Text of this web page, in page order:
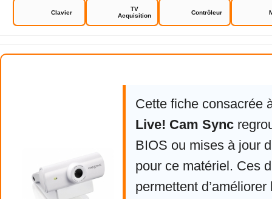
Clavier
TV
Acquisition
Contrôleur
Creative Live! Cam Sync
Cette fiche consacrée
Live! Cam Sync
BIOS ou mises à jour
pour ce matériel. Ces
permettent d’améliorer